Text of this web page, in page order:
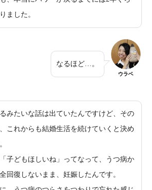
ました。
なるほど…。
ウラベ
みたいな話は出ていたんですけど、その
これからも結婚生活を続けていくと決め
子どもほしいね」ってなって、うつ病か
回復しないまま、妊娠したんです。